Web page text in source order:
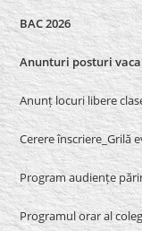
BAC 2026
Anunturi posturi
Anunț locuri libere
Cerere înscriere_Grilă
Program audiențe
Programul orar al